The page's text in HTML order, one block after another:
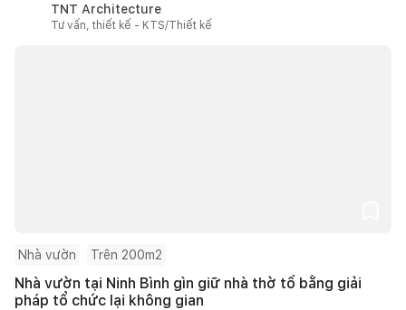
TNT Architecture
Tư vấn, thiết kế - KTS/Thiết kế
Nhà vườn Trên 200m2
Nhà vườn tại Ninh Bình gìn giữ nhà thờ tổ bằng giải
pháp tổ chức lại không gian